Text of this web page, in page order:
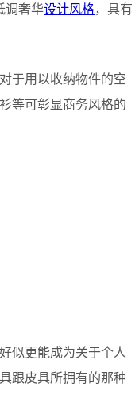
调奢华设计风格，具有
于用以收纳物件的空
等可彰显商务风格的
似更能成为关于个人
跟皮具所拥有的那种